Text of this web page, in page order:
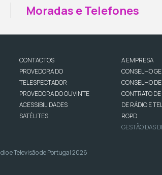
Moradas e Telefones
CONTACTOS
PROVEDORA DO
TELESPECTADOR
PROVEDORA DO OUVINTE
ACESSIBILIDADES
SATÉLITES
A EMPRESA
CONSELHO
CONSELHO
CONTRATO
DE RÁDIO E
RGPD
GESTÃO DAS
e Televisão de Portugal 2026